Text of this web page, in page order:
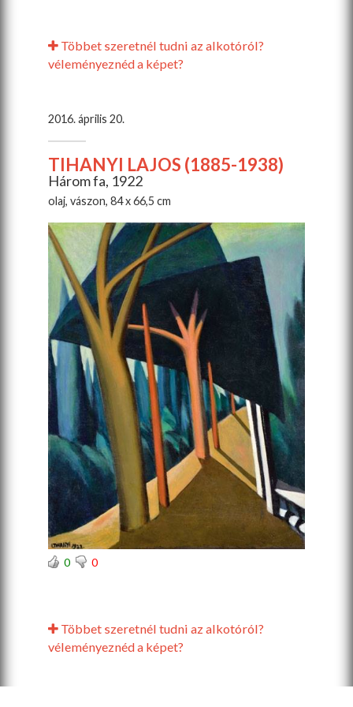
Többet szeretnél tudni az alkotóról?
véleményeznéd a képet?
2016. április 20.
TIHANYI LAJOS (1885-1938)
Három fa, 1922
olaj, vászon, 84 x 66,5 cm
0 0
Többet szeretnél tudni az alkotóról?
véleményeznéd a képet?